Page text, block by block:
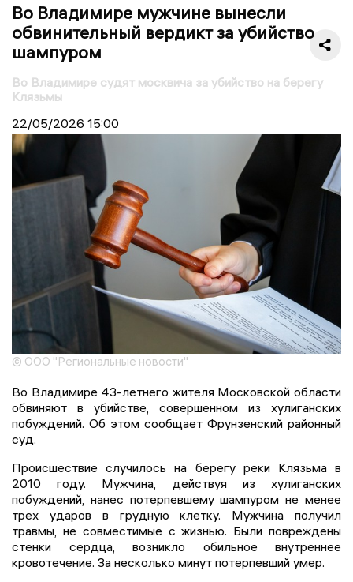
Во Владимире мужчине вынесли
обвинительный вердикт за убийство
шампуром
Во Владимире судят москвича за убийство на берегу
Клязьмы
22/05/2026 15:00
© ООО "Региональные новости"
Во Владимире 43-летнего жителя Московской области
обвиняют в убийстве, совершенном из хулиганских
побуждений. Об этом сообщает Фрунзенский районный
суд.
Происшествие случилось на берегу реки Клязьма в
2010 году. Мужчина, действуя из хулиганских
побуждений, нанес потерпевшему шампуром не менее
трех ударов в грудную клетку. Мужчина получил
травмы, не совместимые с жизнью. Были повреждены
стенки сердца, возникло обильное внутреннее
кровотечение. За несколько минут потерпевший умер.